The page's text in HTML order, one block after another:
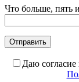
Что больше, пять
Даю